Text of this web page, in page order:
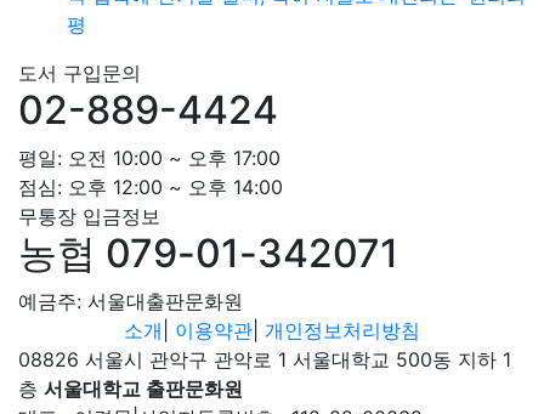
평
도서 구입문의
02-889-4424
평일: 오전 10:00 ~ 오후 17:00
점심: 오후 12:00 ~ 오후 14:00
무통장 입금정보
농협 079-01-342071
예금주: 서울대출판문화원
소개
이용약관 개인정보처리방침
08826 서울시 관악구 관악로 1 서울대학교 500동 지하 1
층 서울대학교 출판문화원